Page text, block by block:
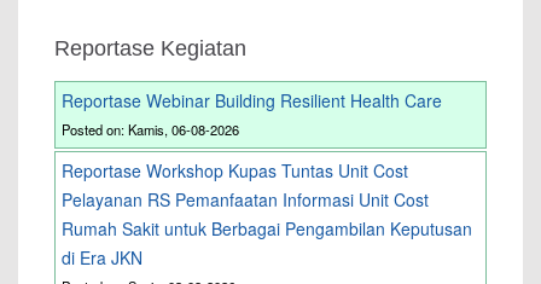
Reportase Kegiatan
Reportase Webinar Building Resilient Health Care
Posted on: Kamis, 06-08-2026
Reportase Workshop Kupas Tuntas Unit Cost
Pelayanan RS Pemanfaatan Informasi Unit Cost
Rumah Sakit untuk Berbagai Pengambilan Keputusan
di Era JKN